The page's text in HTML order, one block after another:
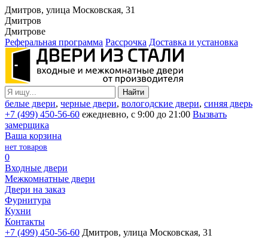
Дмитров, улица Московская, 31
Дмитров
Дмитрове
Реферальная программа Рассрочка Доставка и установка
белые двери, черные двери, вологодские двери, синяя дверь
+7 (499) 450-56-60 ежедневно, с 9:00 до 21:00 Вызвать
замерщика
Ваша корзина
нет товаров
0
Входные двери
Межкомнатные двери
Двери на заказ
Фурнитура
Кухни
Контакты
+7 (499) 450-56-60 Дмитров, улица Московская, 31